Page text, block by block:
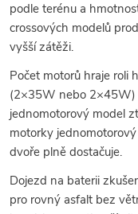
podle terénu a
crossových modelů
vyšší zátěži.
Počet motorů hraje roli
(2×35W nebo 2×45W)
jednomotorový model
motorky
dvoře plně dostačuje.
Dojezd na baterii
pro rovný asfalt bez